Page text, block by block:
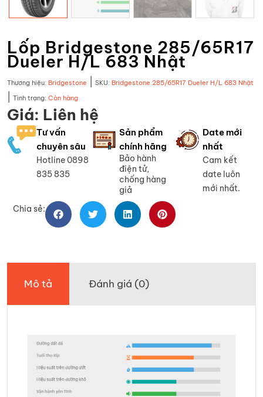
Lốp Bridgestone 285/65R17
Dueler H/L 683 Nhật
Thương hiệu: Bridgestone SKU: Bridgestone 285/65R17 Dueler H/L 683 Nhật
Tình trạng: Còn hàng
Giá: Liên hệ
Tư vấn
chuyên sâu
Hotline 0898
835 835
Sản phẩm
chính hãng
Bảo hành
điện tử,
chống hàng
giả
Date mới
nhất
Cam kết
date luôn
mới nhất.
Chia sẻ:
Mô tả Đánh giá (0)